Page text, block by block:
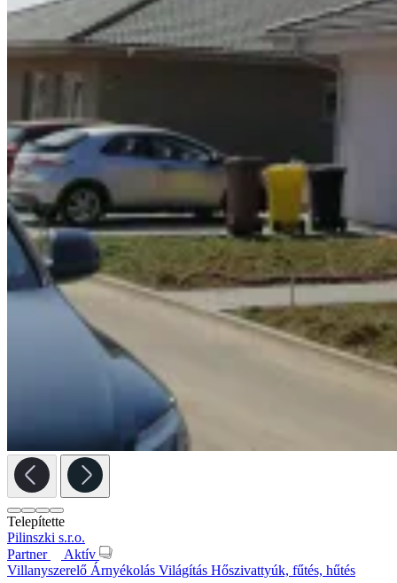
Telepítette
Pilinszki s.r.o.
Partner
Aktív
Villanyszerelő Árnyékolás Világítás Hőszivattyúk, fűtés, hűtés